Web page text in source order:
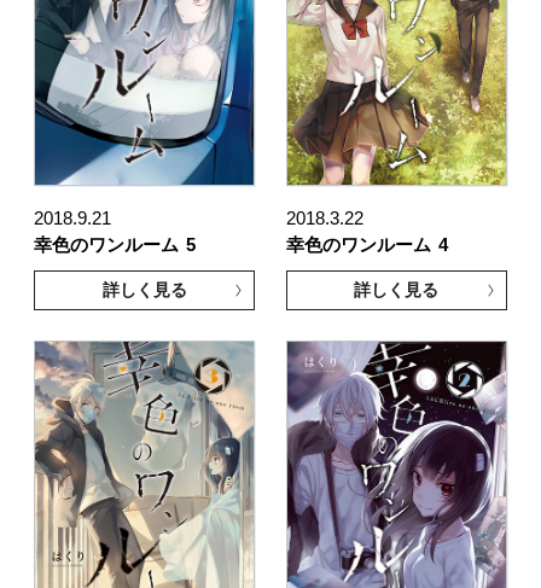
2018.9.21
幸色のワンルーム 5
詳しく見る
2018.3.22
幸色のワンルーム 4
詳しく見る